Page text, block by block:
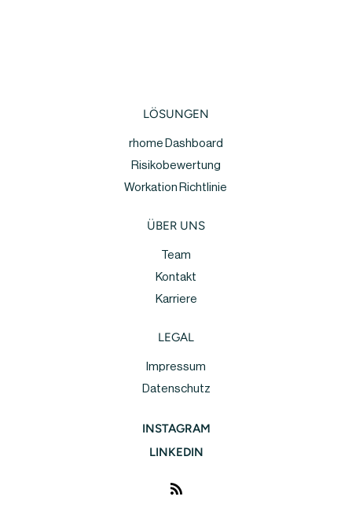
LÖSUNGEN
rhome Dashboard
Risikobewertung
Workation Richtlinie
LEGAL
Impressum
Datenschutz
ÜBER UNS
Team
Karriere
Kontakt
INSTAGRAM
LINKEDIN